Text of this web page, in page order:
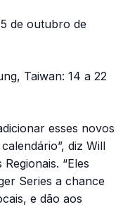
de outubro de
Taiwan: 14 a 22
esses novos
diz Will
“Eles
Series a chance
e dão aos